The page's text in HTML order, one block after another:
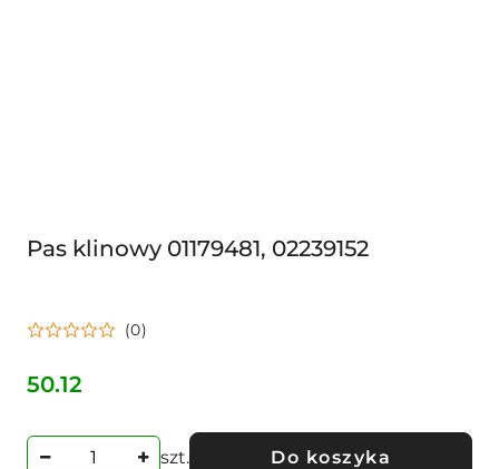
Pas klinowy 01179481, 02239152
(0)
Cena:
50.12
szt. Do koszyka